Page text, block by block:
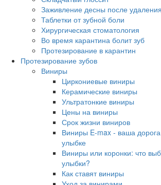
Заживление десны после
Таблетки от зубной боли
Хирургическая стоматология
Во время карантина болит зуб
Протезирование в карантин
Протезирование зубов
Виниры
Циркониевые виниры
Керамические виниры
Ультратонкие виниры
Цены на виниры
Срок жизни виниров
Виниры E-max - ваша дорога
улыбке
Виниры или коронки: что
улыбки?
Как ставят виниры